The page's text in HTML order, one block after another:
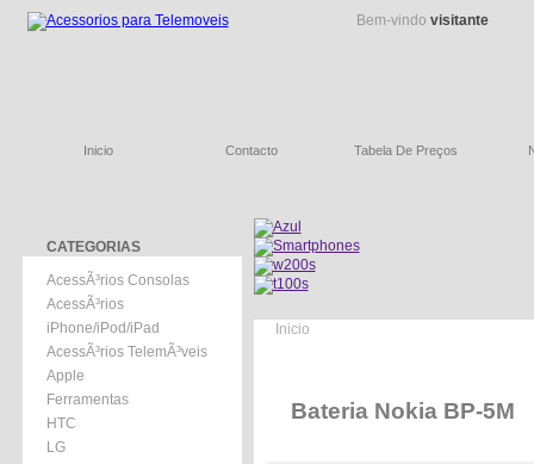
Bem-vindo visitante
Inicio Contacto Tabela De Preços
CATEGORIAS
AcessÃ³rios Consolas
AcessÃ³rios
iPhone/iPod/iPad
AcessÃ³rios TelemÃ³veis
Apple
Ferramentas
HTC
LG
Inicio
Bateria Nokia BP-5M